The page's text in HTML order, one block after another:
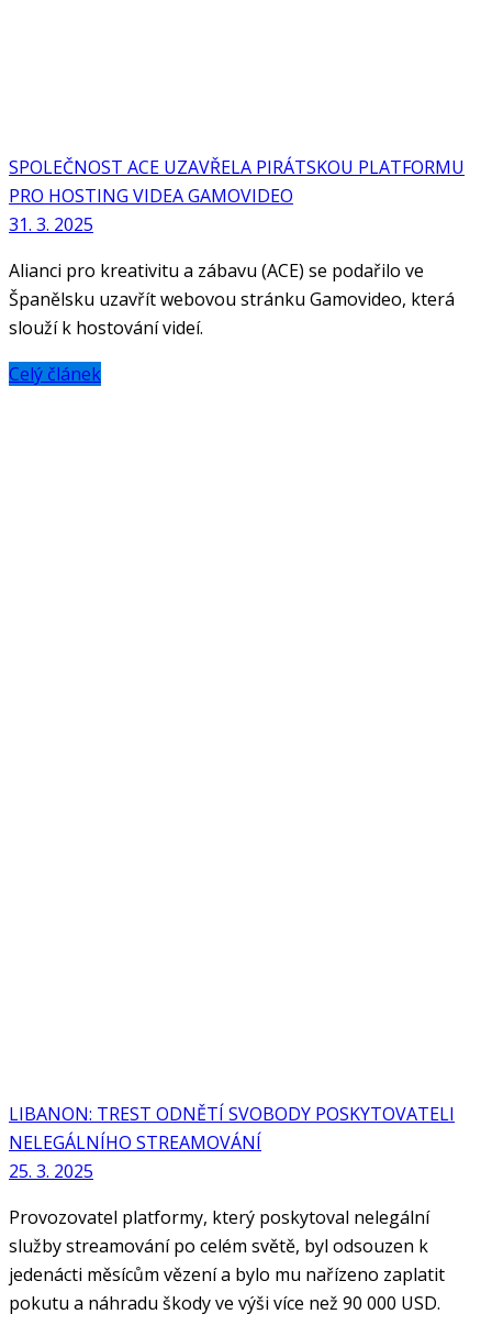
SPOLEČNOST ACE UZAVŘELA PIRÁTSKOU PLATFORMU
PRO HOSTING VIDEA GAMOVIDEO
31. 3. 2025
Alianci pro kreativitu a zábavu (ACE) se podařilo ve
Španělsku uzavřít webovou stránku Gamovideo, která
slouží k hostování videí.
Celý článek
LIBANON: TREST ODNĚTÍ SVOBODY POSKYTOVATELI
NELEGÁLNÍHO STREAMOVÁNÍ
25. 3. 2025
Provozovatel platformy, který poskytoval nelegální
služby streamování po celém světě, byl odsouzen k
jedenácti měsícům vězení a bylo mu nařízeno zaplatit
pokutu a náhradu škody ve výši více než 90 000 USD.